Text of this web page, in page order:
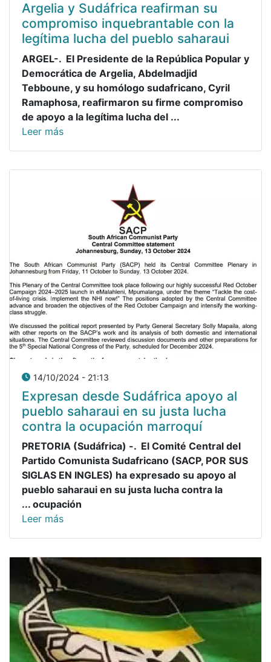
Argelia y Sudáfrica reafirman su
compromiso inquebrantable con la
legítima lucha del pueblo saharaui
ARGEL-. El Presidente de la República Popular y
Democrática de Argelia, Abdelmadjid
Tebboune, y su homólogo sudafricano, Cyril
Ramaphosa, reafirmaron su firme compromiso
de apoyo a la legítima lucha del ...
Leer más
14/10/2024 - 21:13
Expresan desde Sudáfrica apoyo al
pueblo saharaui en su justa lucha
contra la ocupación marroquí
PRETORIA (Sudáfrica) -. El Comité Central del
Partido Comunista Sudafricano (SACP, POR SUS
SIGLAS EN INGLES) ha expresado su apoyo al
pueblo saharaui en su justa lucha contra la
ocupación ...
Leer más